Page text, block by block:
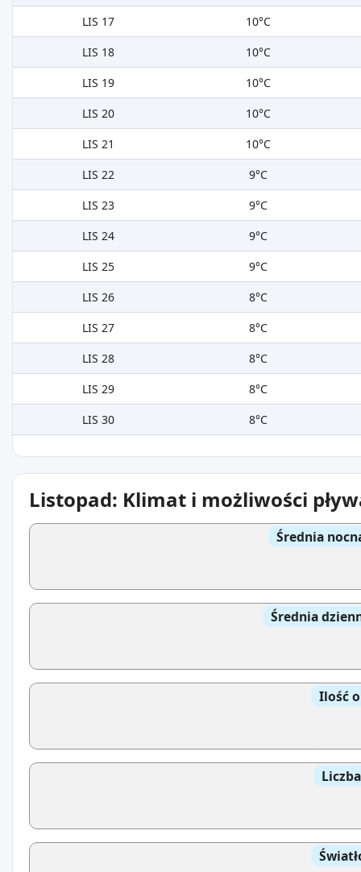
LIS 17
10°C
LIS 18
10°C
LIS 19
10°C
LIS 20
10°C
LIS 21
10°C
LIS 22
9°C
LIS 23
9°C
LIS 24
9°C
LIS 25
9°C
LIS 26
8°C
LIS 27
8°C
LIS 28
8°C
LIS 29
8°C
LIS 30
8°C
Listopad: Klimat i możliwości
Średnia
Średnia
Ilość